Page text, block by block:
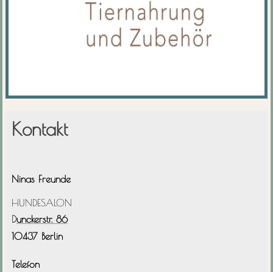
Kontakt
Ninas Freunde
HUNDESALON
Dunckerstr. 86
10437 Berlin
Telefon